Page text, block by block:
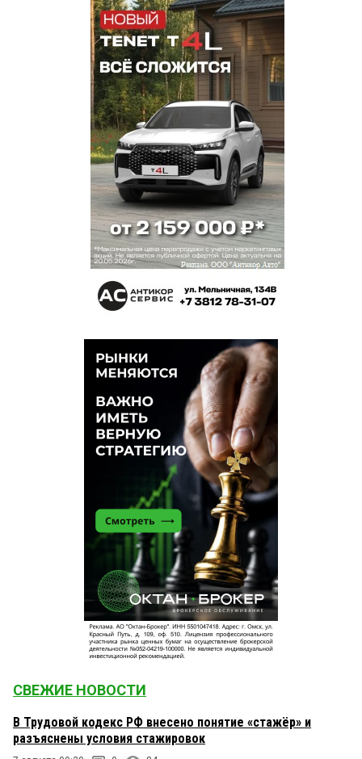
СВЕЖИЕ НОВОСТИ
В Трудовой кодекс РФ внесено понятие «стажёр» и
разъяснены условия стажировок